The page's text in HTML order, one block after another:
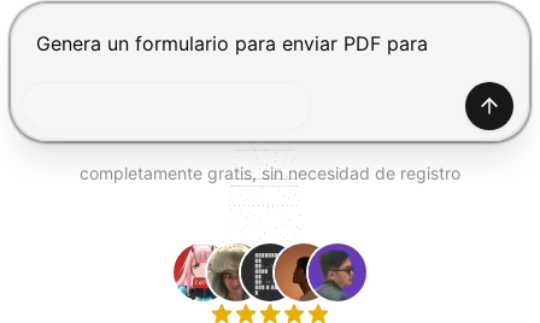
PROBAR GRATIS
Presiona Enter para enviar, Shift+Enter para añadir
completamente gratis, sin necesidad de registro